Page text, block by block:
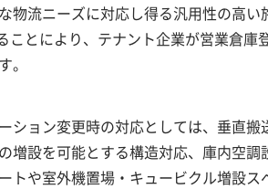
物流ニーズに対応し得る汎用性の高い
とにより、テナント企業が営業倉庫
。
ション変更時の対応としては、垂直搬
増設を可能とする構造対応、庫内空調
トや室外機置場・キュービクル増設ス